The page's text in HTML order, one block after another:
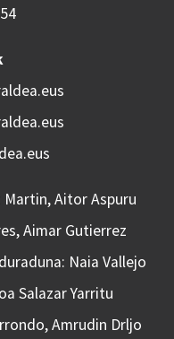
Martin, Aitor Aspuru
Aimar Gutierrez
Naia Vallejo
Salazar Yarritu
Amrudin Drljo